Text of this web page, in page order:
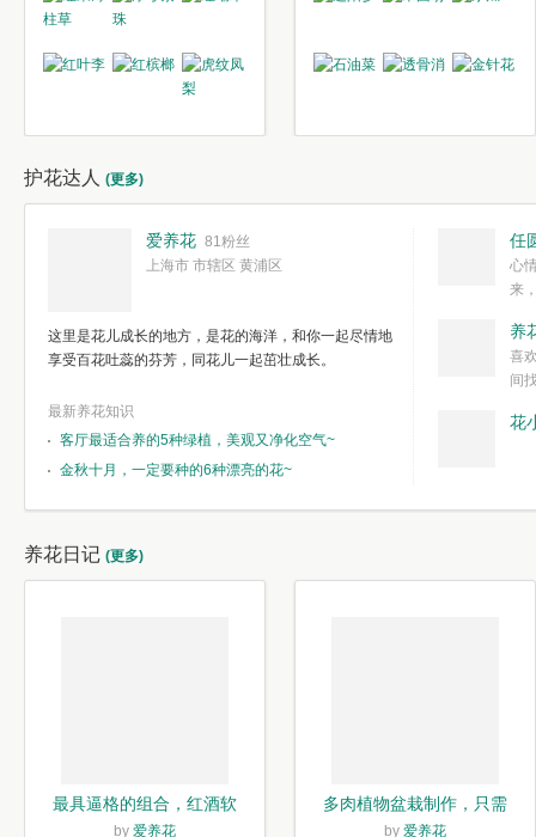
护花达人 (更多)
爱养花 81粉丝
上海市 市辖区 黄浦区
这里是花儿成长的地方，是花的海洋，和你一起尽情地
享受百花吐蕊的芬芳，同花儿一起茁壮成长。
最新养花知识
客厅最适合养的5种绿植，美观又净化空气~
金秋十月，一定要种的6种漂亮的花~
任
心
来
简单愉快的心
我们自己复杂
养
喜
间
花
养花日记 (更多)
最具逼格的组合，红酒软
木塞diy多肉植物盆栽
by 爱养花
多肉植物盆栽制作，只需
简单6步
by 爱养花